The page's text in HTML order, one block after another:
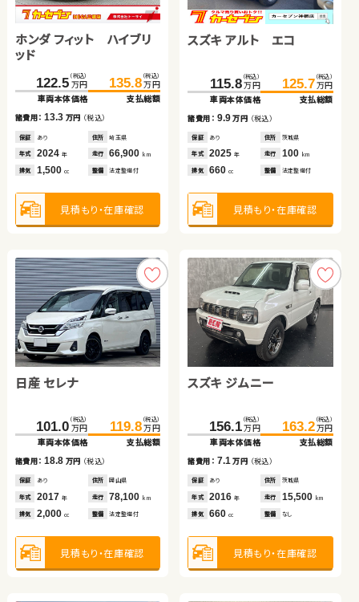
ホンダ フィット ハイブリ
ッド
122.5 （税込）
万円
車両本体価格
135.8 （税込）
万円
支払総額
諸費用：13.3 万円 （税込）
保証 あり 住所 埼玉県
年式 2024 年 走行 66,900 km
排気 1,500 cc 整備 法定整備付
見積もり・在庫確認
スズキ アルト エコ
115.8 （税込）
万円
車両本体価格
125.7 （税込）
万円
支払総額
諸費用： 9.9万円 （税込）
保証 あり 住所 茨城県
年式 2025年 走行 100 km
排気 660cc 整備 法定整備付
見積もり・在庫確認
日産 セレナ
101.0 （税込）
万円
車両本体価格
119.8 （税込）
万円
支払総額
諸費用：18.8 万円 （税込）
保証 あり 住所 岡山県
年式 2017 年 走行 78,100 km
排気 2,000 cc 整備 法定整備付
見積もり・在庫確認
スズキ ジムニー
156.1 （税込）
万円
車両本体価格
163.2 （税込）
万円
支払総額
諸費用： 7.1万円 （税込）
保証 あり 住所 茨城県
年式 2016年 走行 15,500 km
排気 660cc 整備 なし
見積もり・在庫確認
102.6（税込）
万円
108.5 （税込）
万円
諸費用：5.9 万円（税込）
あり 岩手県
年式 2014年 走行
排気 2,000 整備 法定整備付
見積もり・在庫確認
136.0（税込）
万円
153.8
諸費用：17.8万円（税込）
なし
年式 2021年 走行
排気 1,000 整備 法定整備付
見積もり・在庫確認
スズキ ワゴンＲ
81.6（税込）
万円
諸費用：7.9 万円（税込）
あり 埼玉県
年式 2021年 走行
排気 660 整備 なし
見積もり・在庫確認
ダイハツ ムーヴ
40.8（税込）
万円
諸費用： 9.0 万円（税込）
あり
年式 2013年 走行
排気 660 整備 法定整備付
見積もり・在庫確認
50.3（税込）
万円
60.8 （税込）
万円
諸費用：10.5万円（税込）
なし 千葉県
年式 2013年 走行
排気 1,200 整備 法定整備付
見積もり・在庫確認
191.5（税込）
万円
199.9
諸費用：8.4 万円（税込）
あり
年式 2025年 走行
排気 660 整備 法定整備付
見積もり・在庫確認
トヨタ ヴォクシー
205.0（税込）
万円
諸費用：15.3万円（税込）
あり 千葉県
年式 2017年 走行
排気 2,000 整備 法定整備付
見積もり・在庫確認
トヨタ ヴォクシー
128.3（税込）
万円
諸費用： 9.7 万円（税込）
あり
年式 2014年 走行
排気 2,000 整備 なし
見積もり・在庫確認